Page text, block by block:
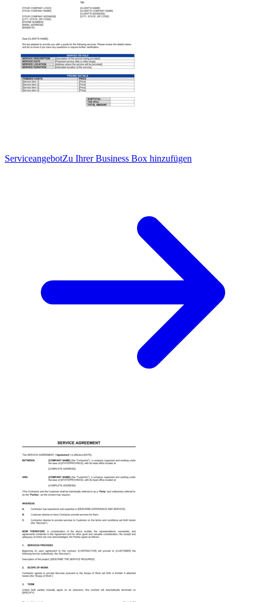
ServiceangebotZu Ihrer Business Box hinzufügen